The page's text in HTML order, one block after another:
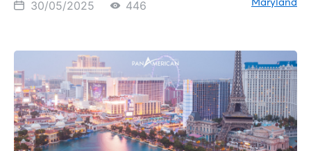
30/05/2025 446 Maryland